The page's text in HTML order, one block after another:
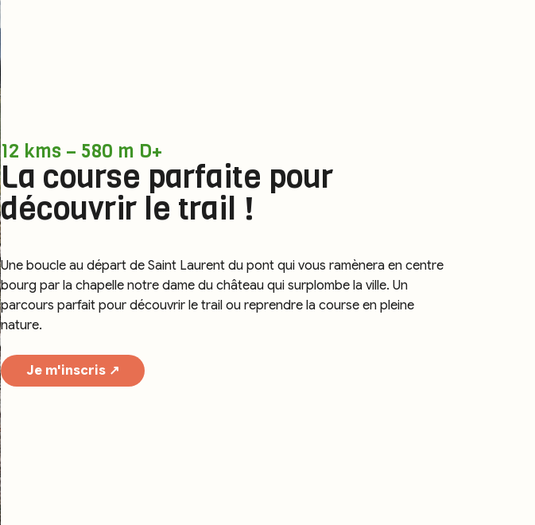
12 kms – 580 m D+
La course parfaite pour
découvrir le trail !
Une boucle au départ de Saint Laurent du pont qui vous ramènera en centre
bourg par la chapelle notre dame du château qui surplombe la ville. Un
parcours parfait pour découvrir le trail ou reprendre la course en pleine
nature.
Je m'inscris